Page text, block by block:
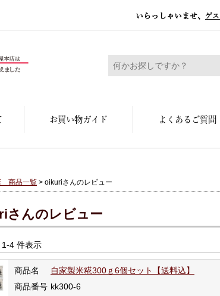
いらっしゃいませ、 ゲ
糀屋本店 - 元禄二年。創業三百余年の味
お買い物ガイド よくあるご質問
商品一覧 > oikuriさんのレビュー
さんのレビュー
1-4 件表示
商品名
自家製米糀300ｇ6個セット【送料込】
商品番号 kk300-6